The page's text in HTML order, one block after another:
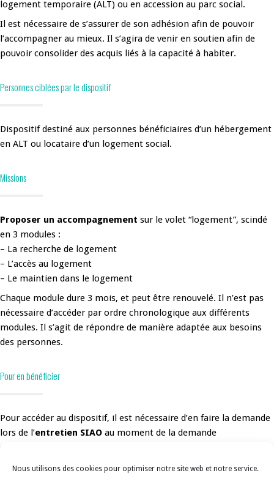
Nous utilisons des cookies pour optimiser notre site web et notre service.
logement temporaire (ALT) ou en accession au parc social.
Il est nécessaire de s’assurer de son adhésion afin de pouvoir
l’accompagner au mieux. Il s’agira de venir en soutien afin de
pouvoir consolider des acquis liés à la capacité à habiter.
Personnes ciblées par le dispositif
Dispositif destiné aux personnes bénéficiaires d’un hébergement
en ALT ou locataire d’un logement social.
Missions
Proposer un accompagnement sur le volet “logement”, scindé
en 3 modules :
– La recherche de logement
– L’accès au logement
– Le maintien dans le logement
Chaque module dure 3 mois, et peut être renouvelé. Il n’est pas
nécessaire d’accéder par ordre chronologique aux différents
modules. Il s’agit de répondre de manière adaptée aux besoins
des personnes.
Pour en bénéficier
Pour accéder au dispositif, il est nécessaire d’en faire la demande
lors de l’entretien SIAO au moment de la demande
Lorsque la personne est locataire d’un logement social, prendre